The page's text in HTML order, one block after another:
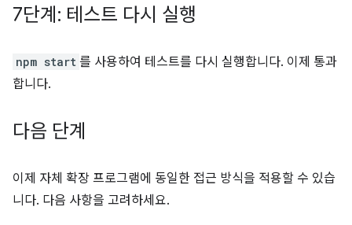
7단계: 테스트 다시 실행
npm start 를 사용하여 테스트를 다시 실행합니다. 이제 통과
합니다.
다음 단계
이제 자체 확장 프로그램에 동일한 접근 방식을 적용할 수 있습
니다. 다음 사항을 고려하세요.